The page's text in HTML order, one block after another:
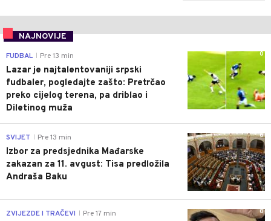
NAJNOVIJE
0
FUDBAL Pre 13 min
Lazar je najtalentovaniji srpski
fudbaler, pogledajte zašto: Pretrčao
preko cijelog terena, pa driblao i
Diletinog muža
0
SVIJET Pre 13 min
Izbor za predsjednika Mađarske
zakazan za 11. avgust: Tisa predložila
Andraša Baku
0
ZVIJEZDE I TRAČEVI Pre 17 min